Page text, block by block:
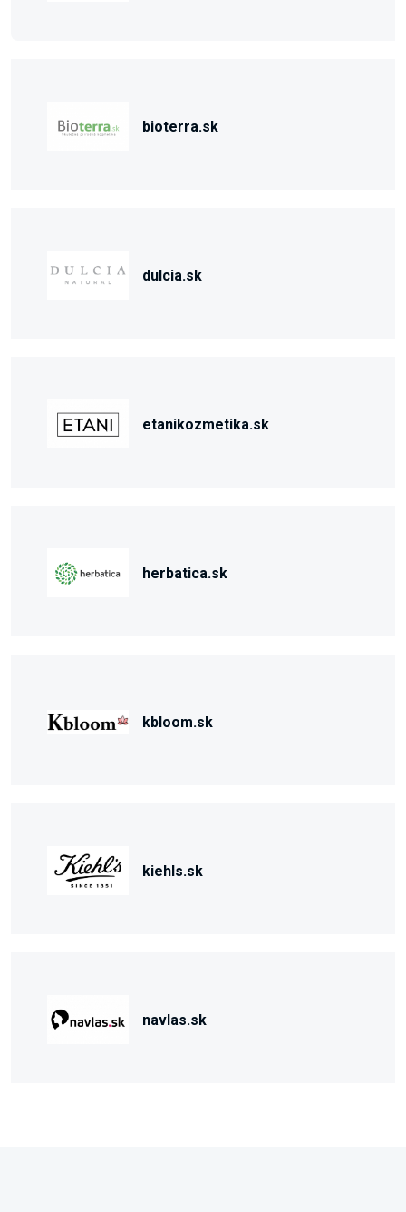
bioterra.sk
dulcia.sk
etanikozmetika.sk
herbatica.sk
kbloom.sk
kiehls.sk
navlas.sk